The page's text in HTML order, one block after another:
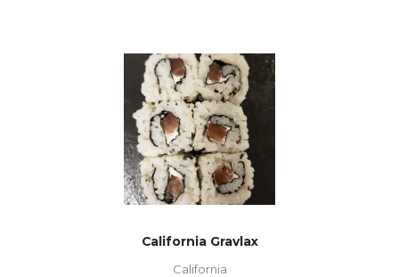
California Gravlax
California